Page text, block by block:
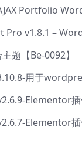
题【Be-0092】
Elementor插
Elementor插